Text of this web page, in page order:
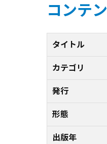
コンテ
タイトル
カテゴリ
発行
形態
出版年